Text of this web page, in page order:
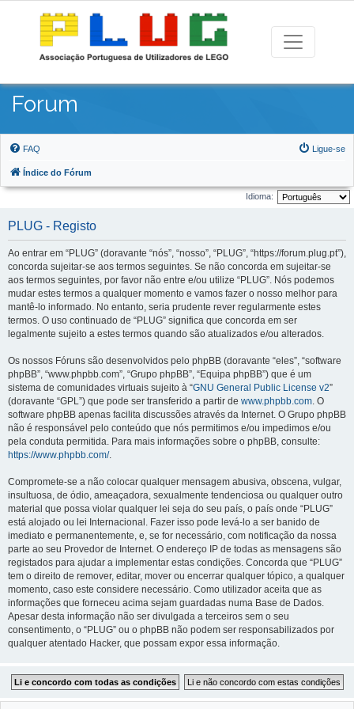
Forum
FAQ Ligue-se
Índice do Fórum
Idioma:
PLUG - Registo
Ao entrar em “PLUG” (doravante “nós”, “nosso”, “PLUG”, “https://forum.plug.pt”),
concorda sujeitar-se aos termos seguintes. Se não concorda em sujeitar-se
aos termos seguintes, por favor não entre e/ou utilize “PLUG”. Nós podemos
mudar estes termos a qualquer momento e vamos fazer o nosso melhor para
mantê-lo informado. No entanto, seria prudente rever regularmente estes
termos. O uso continuado de “PLUG” significa que concorda em ser
legalmente sujeito a estes termos quando são atualizados e/ou alterados.
Os nossos Fóruns são desenvolvidos pelo phpBB (doravante “eles”, “software
phpBB”, “www.phpbb.com”, “Grupo phpBB”, “Equipa phpBB”) que é um
sistema de comunidades virtuais sujeito à “GNU General Public License v2”
(doravante “GPL”) que pode ser transferido a partir de www.phpbb.com. O
software phpBB apenas facilita discussões através da Internet. O Grupo phpBB
não é responsável pelo conteúdo que nós permitimos e/ou impedimos e/ou
pela conduta permitida. Para mais informações sobre o phpBB, consulte:
https://www.phpbb.com/.
Compromete-se a não colocar qualquer mensagem abusiva, obscena, vulgar,
insultuosa, de ódio, ameaçadora, sexualmente tendenciosa ou qualquer outro
material que possa violar qualquer lei seja do seu país, o país onde “PLUG”
está alojado ou lei Internacional. Fazer isso pode levá-lo a ser banido de
imediato e permanentemente, e, se for necessário, com notificação da nossa
parte ao seu Provedor de Internet. O endereço IP de todas as mensagens são
registados para ajudar a implementar estas condições. Concorda que “PLUG”
tem o direito de remover, editar, mover ou encerrar qualquer tópico, a qualquer
momento, caso este considere necessário. Como utilizador aceita que as
informações que forneceu acima sejam guardadas numa Base de Dados.
Apesar desta informação não ser divulgada a terceiros sem o seu
consentimento, o “PLUG” ou o phpBB não podem ser responsabilizados por
qualquer atentado Hacker, que possam expor essa informação.